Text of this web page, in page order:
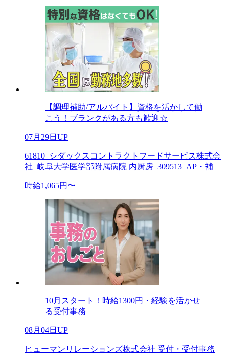
【調理補助/アルバイト】資格を活かして働
こう！ブランクがある方も歓迎☆
07月29日UP
61810_シダックスコントラクトフードサービス株式会
社_岐阜大学医学部附属病院 内厨房_309513_AP・補
時給1,065円〜
10月スタート！時給1300円・経験を活かせ
る受付事務
08月04日UP
ヒューマンリレーションズ株式会社 受付・受付事務